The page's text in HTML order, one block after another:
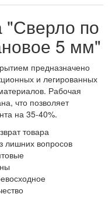
"Сверло по
5 мм"
предназначено
и легированных
Рабочая
что позволяет
на 35-40%.
товара
лишних вопросов